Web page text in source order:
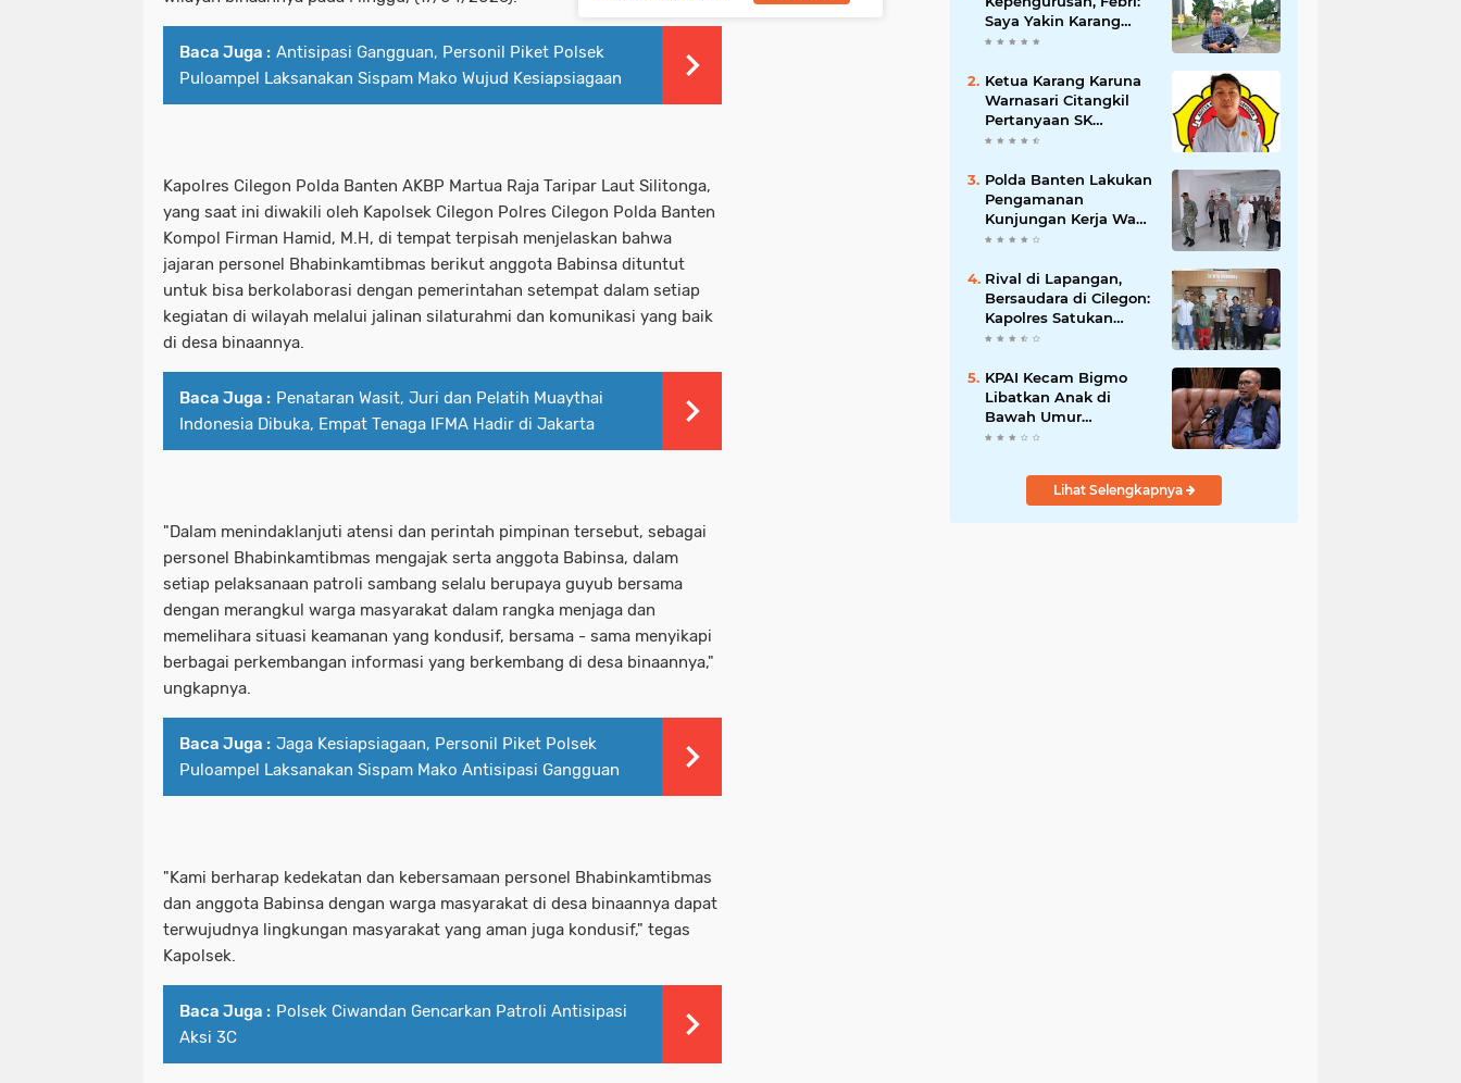
Baca Juga : Antisipasi Gangguan, Personil Piket Polsek
Puloampel Laksanakan Sispam Mako Wujud Kesiapsiagaan
Kapolres Cilegon Polda Banten AKBP Martua Raja Taripar Laut Silitonga,
yang saat ini diwakili oleh Kapolsek Cilegon Polres Cilegon Polda Banten
Kompol Firman Hamid, M.H, di tempat terpisah menjelaskan bahwa
jajaran personel Bhabinkamtibmas berikut anggota Babinsa dituntut
untuk bisa berkolaborasi dengan pemerintahan setempat dalam setiap
kegiatan di wilayah melalui jalinan silaturahmi dan komunikasi yang baik
di desa binaannya.
Baca Juga : Penataran Wasit, Juri dan Pelatih Muaythai
Indonesia Dibuka, Empat Tenaga IFMA Hadir di Jakarta
"Dalam menindaklanjuti atensi dan perintah pimpinan tersebut, sebagai
personel Bhabinkamtibmas mengajak serta anggota Babinsa, dalam
setiap pelaksanaan patroli sambang selalu berupaya guyub bersama
dengan merangkul warga masyarakat dalam rangka menjaga dan
memelihara situasi keamanan yang kondusif, bersama - sama menyikapi
berbagai perkembangan informasi yang berkembang di desa binaannya,"
ungkapnya.
Baca Juga : Jaga Kesiapsiagaan, Personil Piket Polsek
Puloampel Laksanakan Sispam Mako Antisipasi Gangguan
"Kami berharap kedekatan dan kebersamaan personel Bhabinkamtibmas
dan anggota Babinsa dengan warga masyarakat di desa binaannya dapat
terwujudnya lingkungan masyarakat yang aman juga kondusif," tegas
Kapolsek.
Baca Juga : Polsek Ciwandan Gencarkan Patroli Antisipasi
Aksi 3C
Saya Yakin Karang
Taruna Wanakarsa
Kepemimpinan Bung
Entus Jauh Membawa
Manfaat
Ketua Karang Karuna
Warnasari Citangkil
Pertanyaan SK
Karetaker dan Urgensi
Berduka
Polda Banten Lakukan
Pengamanan
Kunjungan Kerja Wakil
Presiden RI
Rival di Lapangan,
Bersaudara di Cilegon:
Kapolres Satukan
Viking dan Jak Mania
Piala Presiden 2026
KPAI Kecam Bigmo
Libatkan Anak di
Bawah Umur
Promosikan Liquid
Bertindak Tegas
Lihat Selengkapnya